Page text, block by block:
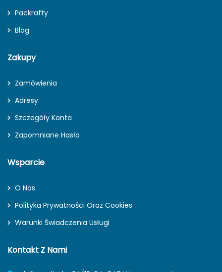
Packrafty
Blog
Zakupy
Zamówienia
Adresy
Szczegóły Konta
Zapomniane Hasło
Wsparcie
O Nas
Polityka Prywatności Oraz Cookies
Warunki Świadczenia Usługi
Kontakt Z Nami